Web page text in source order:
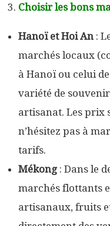
Choisir les bons
Hanoï et Hoi An :
marchés locaux
à Hanoï ou celui
variété de
artisanat. Les prix
n’hésitez pas à
tarifs.
Mékong: Dans le
marchés flottants
artisanaux, fruits